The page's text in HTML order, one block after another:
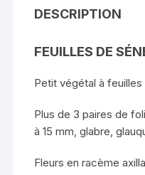
DESCRIPTION
FEUILLES DE
Petit végétal à
Plus de 3 paires de
à 15 mm, glabre,
Fleurs en racème